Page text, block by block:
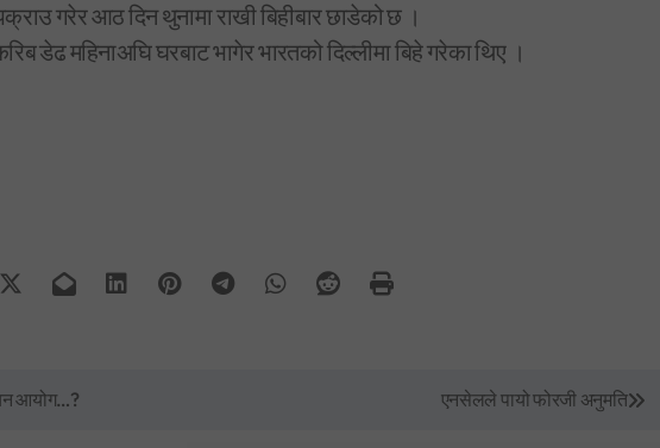
गरेर आठ दिन थुनामा राखी बिहीबार छाडेको छ ।
डेढ महिनाअघि घरबाट भागेर भारतको दिल्लीमा बिहे गरेका थिए ।
आयोग…? एनसेलले पायो फोरजी अनुमति